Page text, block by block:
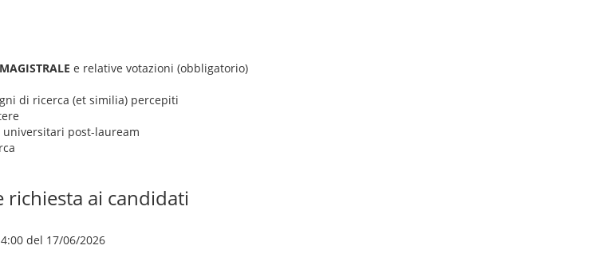
MAGISTRALE e relative votazioni (obbligatorio)
di ricerca (et similia) percepiti
post-lauream
ai candidati
del 17/06/2026